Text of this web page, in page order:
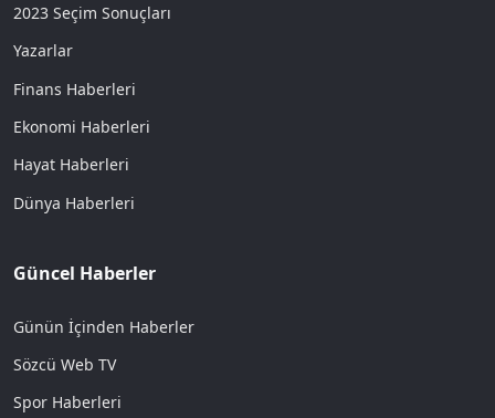
2023 Seçim Sonuçları
Yazarlar
Finans Haberleri
Ekonomi Haberleri
Hayat Haberleri
Dünya Haberleri
Güncel Haberler
Günün İçinden Haberler
Sözcü Web TV
Spor Haberleri